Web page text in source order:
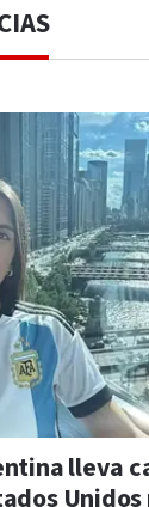
lleva